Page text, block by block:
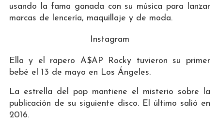
usando la fama ganada con su música para lanzar
marcas de lencería, maquillaje y de moda.
Instagram
Ella y el rapero A$AP Rocky tuvieron su primer
bebé el 13 de mayo en Los Ángeles.
La estrella del pop mantiene el misterio sobre la
publicación de su siguiente disco. El último salió en
2016.